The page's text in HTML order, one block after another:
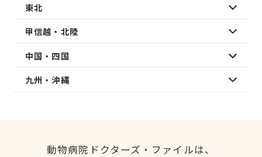
東北
甲信越・北陸
中国・四国
九州・沖縄
動物病院ドクターズ・ファイルは、